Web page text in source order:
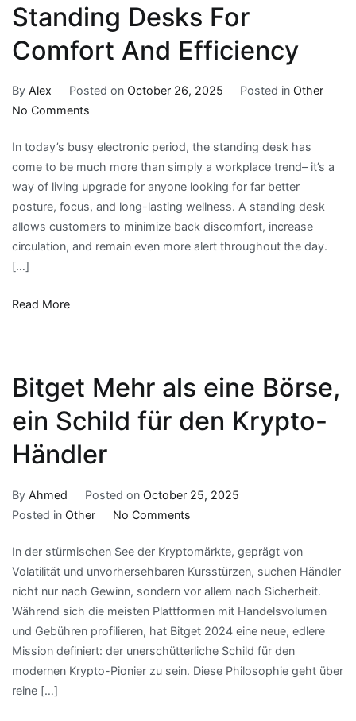
Standing Desks For
Comfort And Efficiency
By Alex Posted on October 26, 2025 Posted inOther
No Comments
Electric
Adjustable
Standing
Desks
For
Comfort
In today’s busy electronic period, the standing desk has
come to be much more than simply a workplace trend– it’s a
way of living upgrade for anyone looking for far better
posture, focus, and long-lasting wellness. A standing desk
allows customers to minimize back discomfort, increase
circulation, and remain even more alert throughout the day.
[…]
Read More
Bitget Mehr als eine Börse,
ein Schild für den Krypto-
Händler
By Ahmed Posted on October 25, 2025
Posted in Other No Commentson
Mehr
als
eine
Börse,
ein
Schild
für
In der stürmischen See der Kryptomärkte, geprägt von
Volatilität und unvorhersehbaren Kursstürzen, suchen Händler
nicht nur nach Gewinn, sondern vor allem nach Sicherheit.
Während sich die meisten Plattformen mit Handelsvolumen
und Gebühren profilieren, hat Bitget 2024 eine neue, edlere
Mission definiert: der unerschütterliche Schild für den
modernen Krypto-Pionier zu sein. Diese Philosophie geht über
reine […]